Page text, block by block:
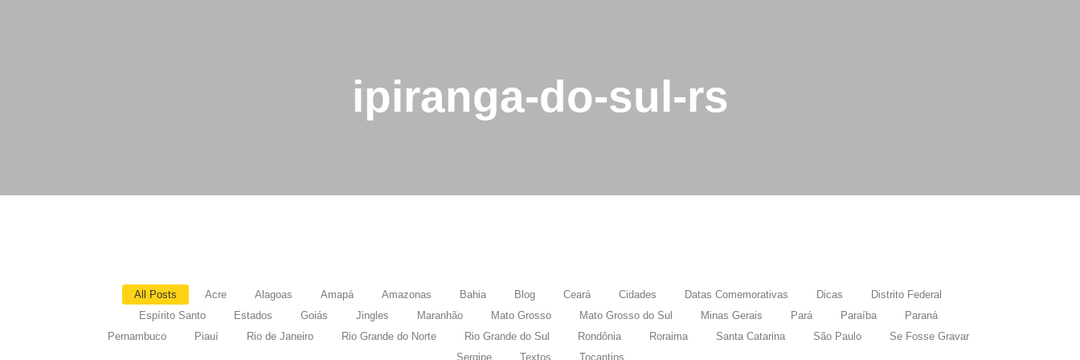
ipiranga-do-sul-rs
All Posts Acre Alagoas Amapá Amazonas Bahia Blog Ceará Cidades Datas Comemorativas Dicas
Distrito Federal
Espírito Santo
Estados Goiás Jingles Maranhão Mato Grosso Mato Grosso do Sul Minas Gerais Pará Paraíba
Paraná
Pernambuco
Piauí Rio de Janeiro Rio Grande do Norte Rio Grande do Sul Rondônia Roraima Santa Catarina São Paulo
Se Fosse Gravar
Sergipe
Textos Tocantins